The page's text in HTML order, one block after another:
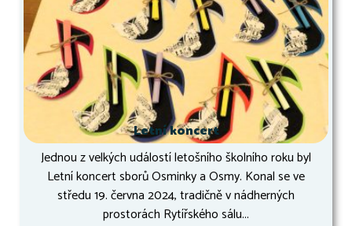
Letní koncert
Jednou z velkých událostí letošního školního roku byl
Letní koncert sborů Osminky a Osmy. Konal se ve
středu 19. června 2024, tradičně v nádherných
prostorách Rytířského sálu...